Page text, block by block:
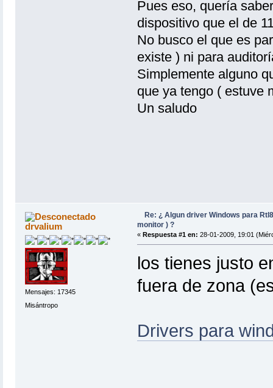
Pues eso, quería
dispositivo que el de
No busco el que es
existe ) ni para
Simplemente alguno
que ya tengo ( estuve
Un saludo
drvalium
Mensajes: 17345
Misántropo
Re: ¿ Algun driver Windows para
monitor ) ?
« Respuesta #1 en: 28-01-2009, 19:01
los tienes justo
fuera de zona
Drivers para